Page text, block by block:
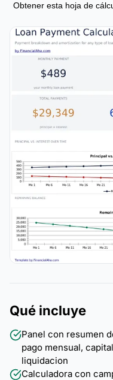
Obtener esta hoja de
Qué incluye
Panel con resumen
pago mensual,
liquidacion
Calculadora con